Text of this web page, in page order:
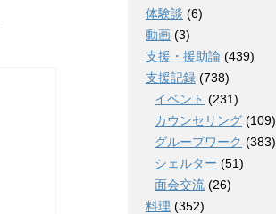
体験談 (6)
動画 (3)
支援・援助論 (439)
支援記録 (738)
イベント (231)
カウンセリング (109)
グループワーク (383)
シェルター (51)
面会交流 (26)
料理 (352)